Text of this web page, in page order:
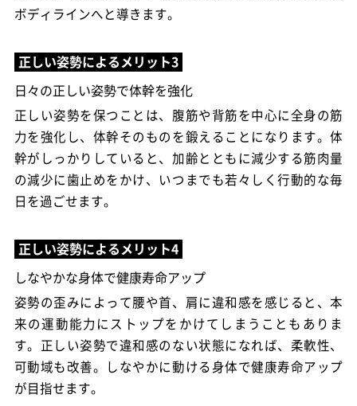
ボディラインへと導きます。
日々の正しい姿勢で体幹を強化
正しい姿勢を保つことは、腹筋や背筋を中心に全身の筋
力を強化し、体幹そのものを鍛えることになります。体
幹がしっかりしていると、加齢とともに減少する筋肉量
の減少に歯止めをかけ、いつまでも若々しく行動的な毎
日を過ごせます。
しなやかな身体で健康寿命アップ
姿勢の歪みによって腰や首、肩に違和感を感じると、本
来の運動能力にストップをかけてしまうこともありま
す。正しい姿勢で違和感のない状態になれば、柔軟性、
可動域も改善。しなやかに動ける身体で健康寿命アップ
が目指せます。